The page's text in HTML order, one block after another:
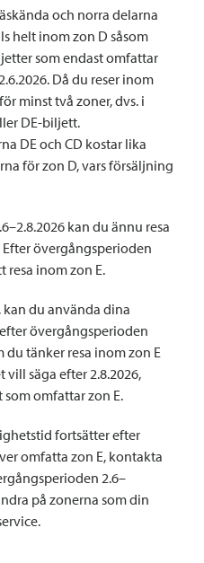
och norra delarna
helt inom zon D såsom
som endast omfattar
Då du reser inom
minst två zoner, dvs. i
DE-biljett.
DE och CD kostar lika
för zon D, vars försäljning
kan du ännu resa
övergångsperioden
resa inom zon E.
kan du använda dina
övergångsperioden
tänker resa inom zon E
säga efter 2.8.2026,
omfattar zon E.
fortsätter efter
omfatta zon E, kontakta
2.6–
på zonerna som din